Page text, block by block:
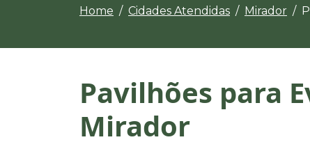
Home Cidades Atendidas Mirador
Pavilhões para
Mirador